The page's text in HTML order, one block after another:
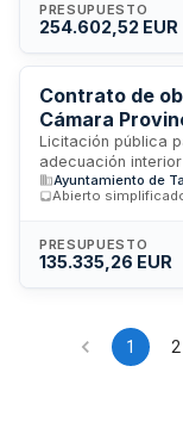
dirección
plazos, objetivos y
PRESUPUESTO
254.602,52 EUR
Contrato de
Cámara
espacio
Licitación pública
adecuación
Agraria ubicado en
conversión en
profesional
Ayuntamiento de
Ayuntamiento de
Abierto
PRESUPUESTO
135.335,26 EUR
1 2